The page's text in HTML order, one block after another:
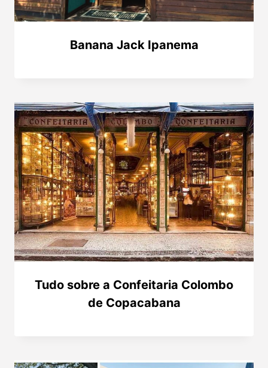
Banana Jack Ipanema
Tudo sobre a Confeitaria Colombo
de Copacabana